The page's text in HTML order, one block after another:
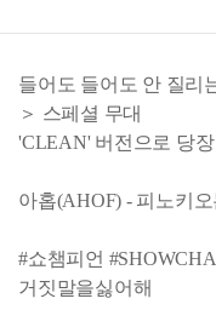
들어도 들어도 안 질리
＞ 스페셜 무대
'CLEAN' 버전으로 당
아홉(AHOF) - 피노키
#쇼챔피언
거짓말을싫어해